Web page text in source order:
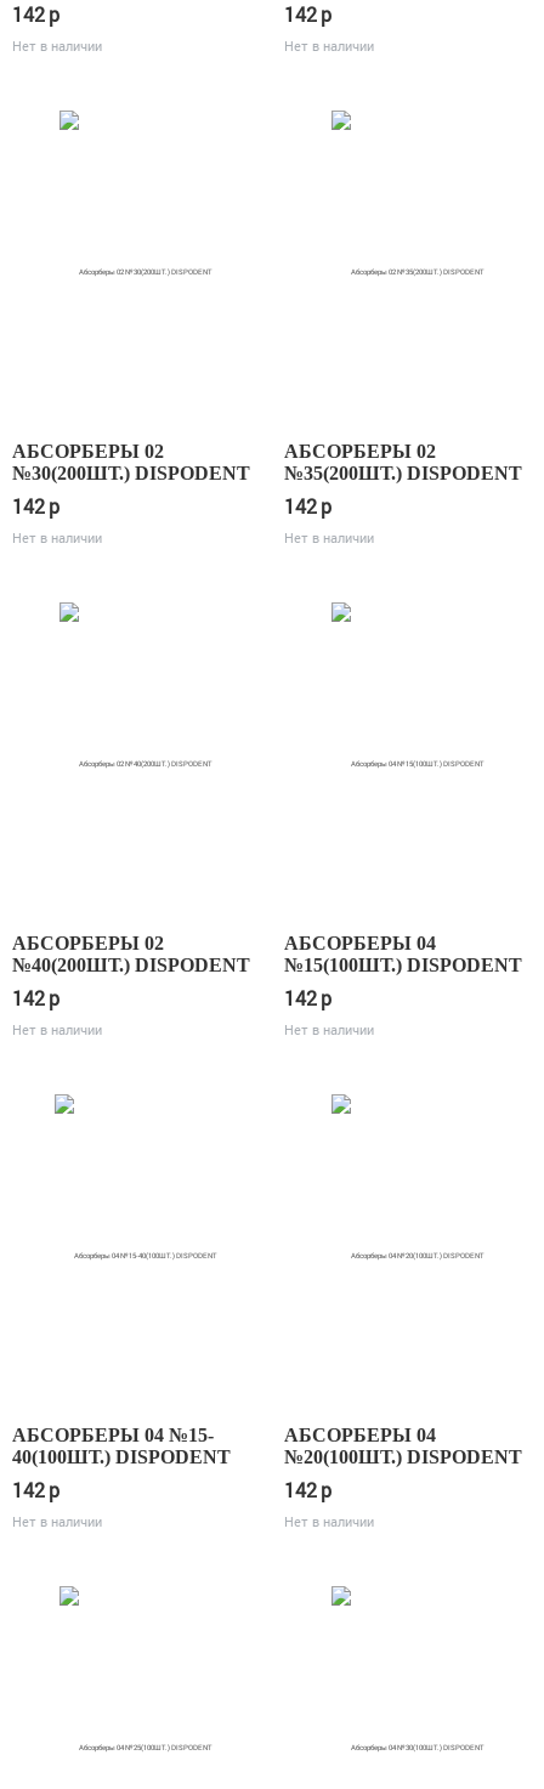
142p
Нет в наличии
142p
Нет в наличии
АБСОРБЕРЫ 02
№30(200ШТ.) DISPODENT
142p
Нет в наличии
АБСОРБЕРЫ 02
№35(200ШТ.) DISPODENT
142p
Нет в наличии
АБСОРБЕРЫ 02
№40(200ШТ.) DISPODENT
142p
Нет в наличии
АБСОРБЕРЫ 04
№15(100ШТ.) DISPODENT
142p
Нет в наличии
АБСОРБЕРЫ 04 №15-
40(100ШТ.) DISPODENT
142p
Нет в наличии
АБСОРБЕРЫ 04
№20(100ШТ.) DISPODENT
142p
Нет в наличии